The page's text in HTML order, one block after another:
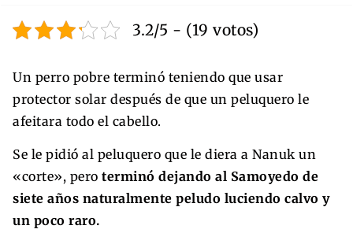
3.2/5 - (19 votos)
Un perro pobre terminó teniendo que usar
protector solar después de que un peluquero le
afeitara todo el cabello.
Se le pidió al peluquero que le diera a Nanuk un
«corte», pero terminó dejando al Samoyedo de
siete años naturalmente peludo luciendo calvo y
un poco raro.